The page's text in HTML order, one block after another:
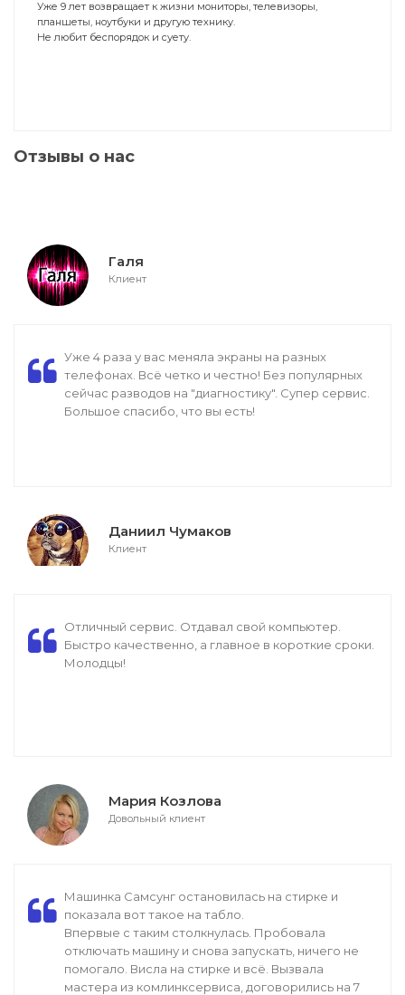
Уже 9 лет возвращает к жизни мониторы, телевизоры,
планшеты, ноутбуки и другую технику.
Не любит беспорядок и суету.
Отзывы о нас
Галя
Клиент
Уже 4 раза у вас меняла экраны на разных
телефонах. Всё четко и честно! Без популярных
сейчас разводов на "диагностику". Супер сервис.
Большое спасибо, что вы есть!
Даниил Чумаков
Клиент
Отличный сервис. Отдавал свой компьютер.
Быстро качественно, а главное в короткие сроки.
Молодцы!
Мария Козлова
Довольный клиент
Машинка Самсунг остановилась на стирке и
показала вот такое на табло.
Впервые с таким столкнулась. Пробовала
отключать машину и снова запускать, ничего не
помогало. Висла на стирке и всё. Вызвала
мастера из комлинксервиса, договорились на 7